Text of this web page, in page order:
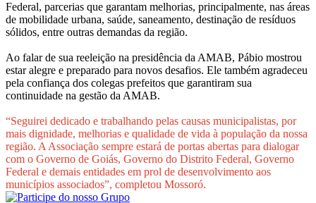
Federal, parcerias que garantam melhorias, principalmente, nas áreas
de mobilidade urbana, saúde, saneamento, destinação de resíduos
sólidos, entre outras demandas da região.
Ao falar de sua reeleição na presidência da AMAB, Pábio mostrou
estar alegre e preparado para novos desafios. Ele também agradeceu
pela confiança dos colegas prefeitos que garantiram sua
continuidade na gestão da AMAB.
“Seguirei dedicado e trabalhando pelas causas municipalistas, por
mais dignidade, melhorias e qualidade de vida à população da nossa
região. A Associação sempre estará de portas abertas para dialogar
com o Governo de Goiás, Governo do Distrito Federal, Governo
Federal e demais entidades em prol de desenvolvimento aos
municípios associados”, completou Mossoró.